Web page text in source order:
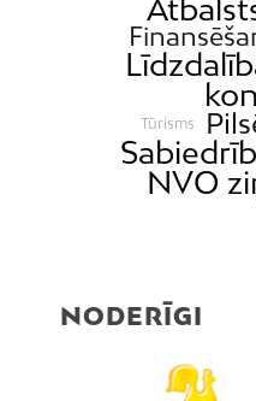
Tūrisms
NVO
NODERĪGI